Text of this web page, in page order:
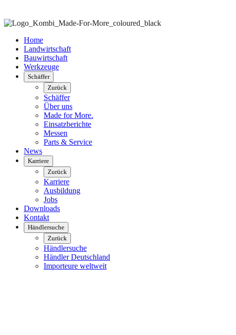
Home
Landwirtschaft
Bauwirtschaft
Werkzeuge
Schäffer
Zurück
Schäffer
Über uns
Made for More.
Einsatzberichte
Messen
Parts & Service
News
Karriere
Zurück
Karriere
Ausbildung
Jobs
Downloads
Kontakt
Händlersuche
Zurück
Händlersuche
Händler Deutschland
Importeure weltweit